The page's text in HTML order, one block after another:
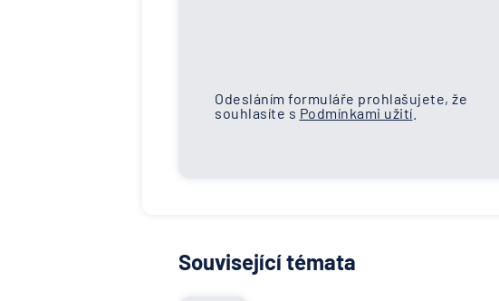
Odesláním formuláře prohlašujete, že
souhlasíte s Podmínkami užití
Související témata